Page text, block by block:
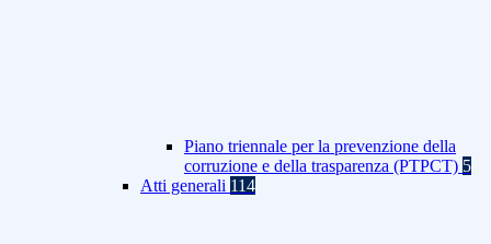
Piano triennale per la prevenzione della
corruzione e della trasparenza (PTPCT) 5
Atti generali 114